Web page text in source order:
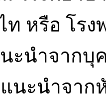
หรือ โรง
ะนำจากบุ
นะนำจา